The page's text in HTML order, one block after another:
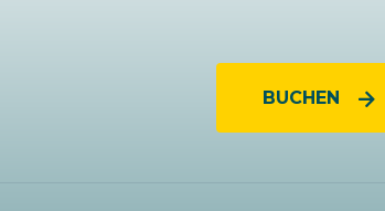
BUCHEN